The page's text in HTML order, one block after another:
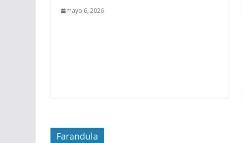
mayo 6, 2026
Farandula